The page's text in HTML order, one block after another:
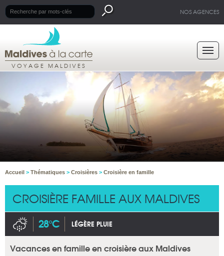
NOS AGENCES
VOYAGE MALDIVES
Accueil > Thématiques > Croisières > Croisière en famille
CROISIÈRE FAMILLE AUX MALDIVES
28°C LÉGÈRE PLUIE
Vacances en famille en croisière aux Maldives